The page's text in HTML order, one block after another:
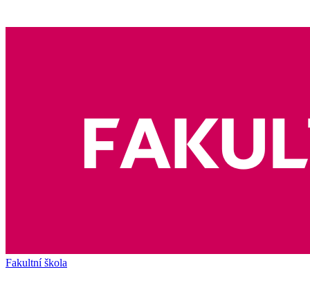
Fakultní škola